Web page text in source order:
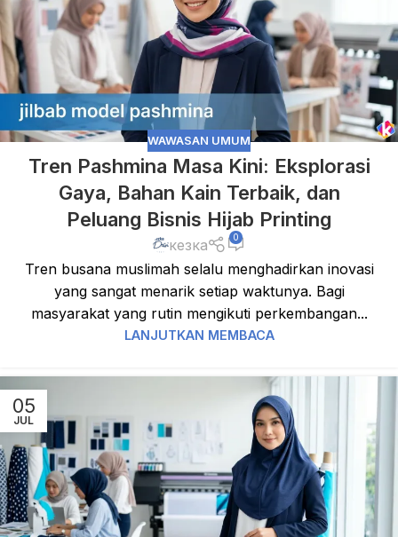
WAWASAN UMUM
Tren Pashmina Masa Kini: Eksplorasi
Gaya, Bahan Kain Terbaik, dan
Peluang Bisnis Hijab Printing
кезка 0
Tren busana muslimah selalu menghadirkan inovasi
yang sangat menarik setiap waktunya. Bagi
masyarakat yang rutin mengikuti perkembangan...
LANJUTKAN MEMBACA
05
JUL